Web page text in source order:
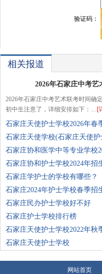
验证码：
相关报道
2026年石家庄中考艺
2026年石家庄中考艺术联考时间确
初中生注意了，详细安排如下：…[
石家庄天使护士学校2026年春
石家庄天使学校(石家庄天使护
石家庄协和医学中等专业学校
石家庄协和护士学校2024年招
石家庄学护士的学校有哪些？
石家庄2024年护士学校春季招
石家庄民办护士学校好不好
石家庄护士学校排行榜
石家庄天使护士学校2022年秋
石家庄天使护士学校
网站首页